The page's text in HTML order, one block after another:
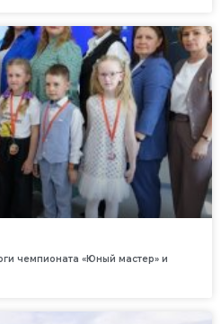
чемпионата «Юный мастер» и